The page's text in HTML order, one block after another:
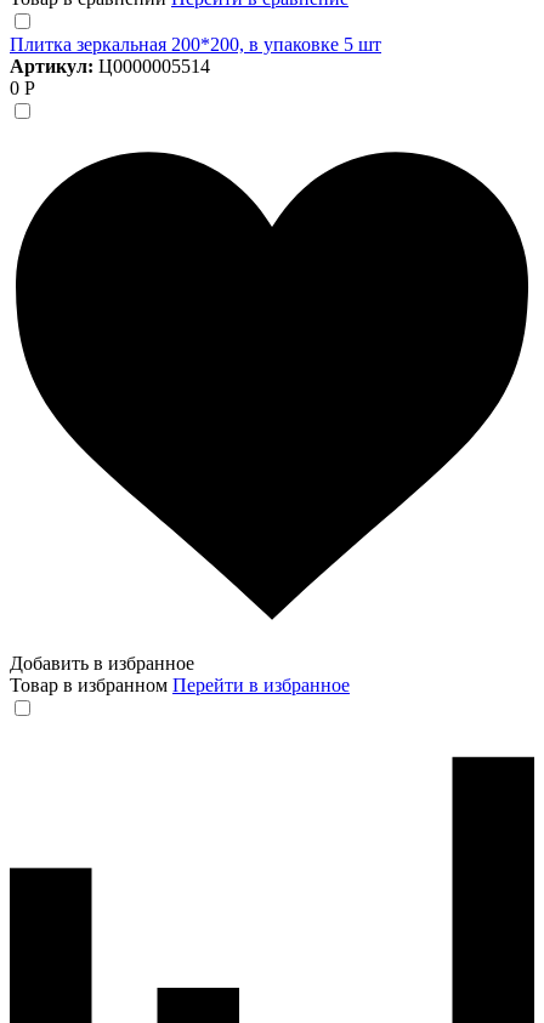
Плитка зеркальная 200*200, в упаковке 5 шт
Артикул: Ц0000005514
0 Р
Добавить в избранное
Товар в избранном Перейти в избранное